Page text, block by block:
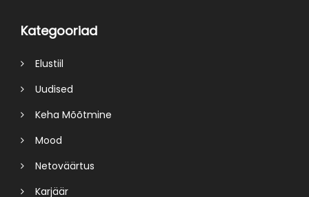
Kategooriad
Elustiil
Uudised
Keha Mõõtmine
Mood
Netoväärtus
Karjäär